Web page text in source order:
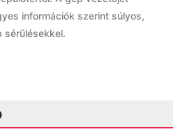
információk szerint súlyos,
sérülésekkel.